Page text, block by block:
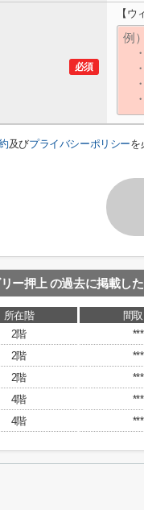
必須
【ウ
及びプライバシーポリシーを
ー押上 の過去に掲載し
所在階 間取
2階
***
2階
***
2階
***
4階
***
4階
***